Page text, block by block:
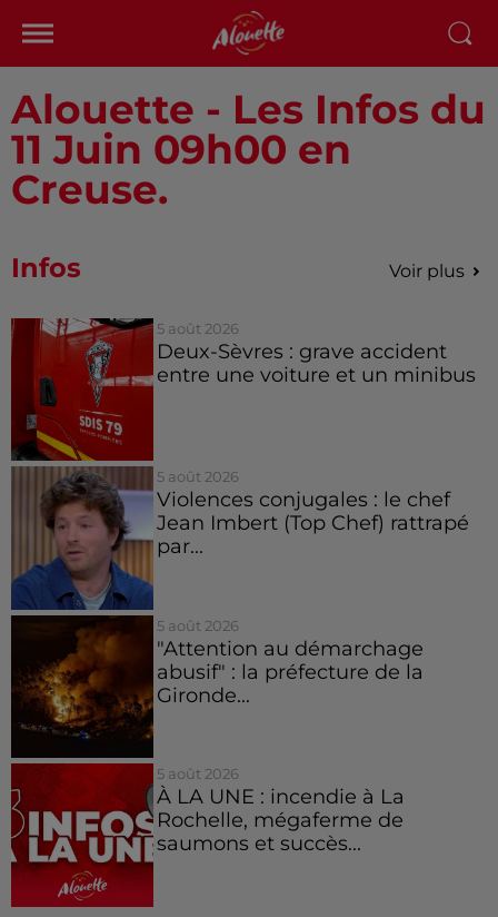
Alouette - Les Infos du
11 Juin 09h00 en
Creuse.
Infos Voir plus
5 août 2026
Deux-Sèvres : grave accident
entre une voiture et un minibus
5 août 2026
Violences conjugales : le chef
Jean Imbert (Top Chef) rattrapé
par...
5 août 2026
"Attention au démarchage
abusif" : la préfecture de la
Gironde...
5 août 2026
À LA UNE : incendie à La
Rochelle, mégaferme de
saumons et succès...